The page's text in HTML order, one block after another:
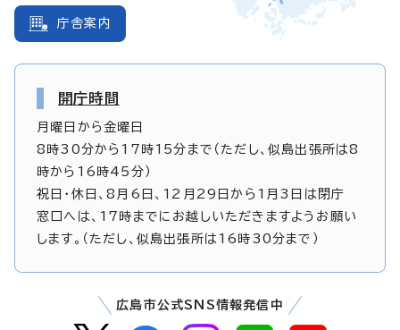
庁舎案内
開庁時間
月曜日から金曜日
8時30分から17時15分まで（ただし、似島出張所は8
時から16時45分）
祝日・休日、8月6日、12月29日から1月3日は閉庁
窓口へは、17時までにお越しいただきますようお願い
します。（ただし、似島出張所は16時30分まで）
広島市公式SNS情報発信中